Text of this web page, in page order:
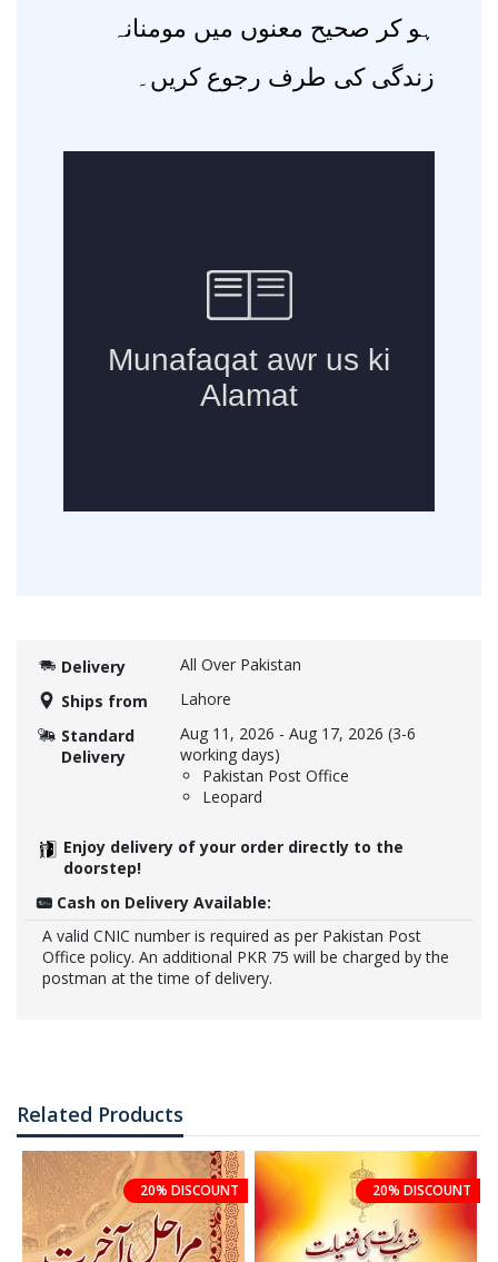
ہو کر صحیح معنوں میں مومنانہ
زندگی کی طرف رجوع کریں۔
Delivery
All Over Pakistan
Ships from
Lahore
Standard
Delivery
Aug 11, 2026 - Aug 17, 2026 (3-6
working days)
Pakistan Post Office
Leopard
Enjoy delivery of your order directly to the
doorstep!
Cash on Delivery Available:
A valid CNIC number is required as per Pakistan Post
Office policy. An additional PKR 75 will be charged by the
postman at the time of delivery.
Related Products
20% DISCOUNT 20% DISCOUNT